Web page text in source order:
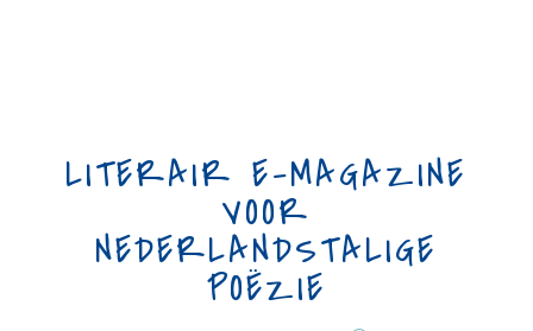
LITERAIR E-MAGAZINE
VOOR
NEDERLANDSTALIGE
POËZIE